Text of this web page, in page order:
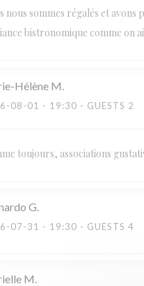
nous sommes régalés et
bistronomique comme on
Hélène M
08-01 - 19:30 - GUESTS 2
toujours, associations
G
07-31 - 19:30 - GUESTS 4
M